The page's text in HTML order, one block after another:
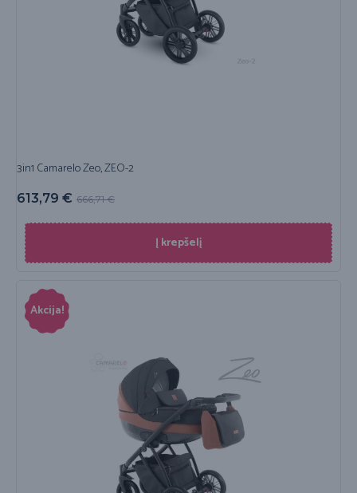
3in1 Camarelo Zeo, ZEO-2
666,71€
613,79 €
Į krepšelį
Akcija!